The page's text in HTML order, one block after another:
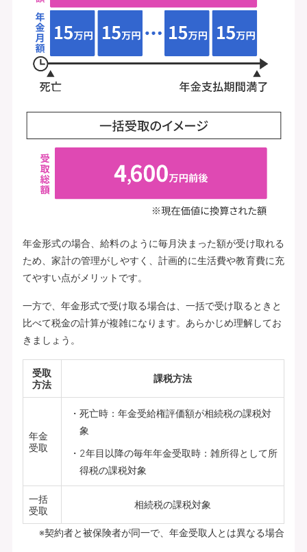
年金形式の場合、給料のように毎月決まった額が受け取れる
ため、家計の管理がしやすく、計画的に生活費や教育費に充
てやすい点がメリットです。
一方で、年金形式で受け取る場合は、一括で受け取るときと
比べて税金の計算が複雑になります。あらかじめ理解してお
きましょう。
受取
方法
課税方法
年金
受取
死亡時：年金受給権評価額が相続税の課税対
象
2年目以降の毎年年金受取時：雑所得として所
得税の課税対象
一括
受取
相続税の課税対象
※契約者と被保険者が同一で、年金受取人とは異なる場合